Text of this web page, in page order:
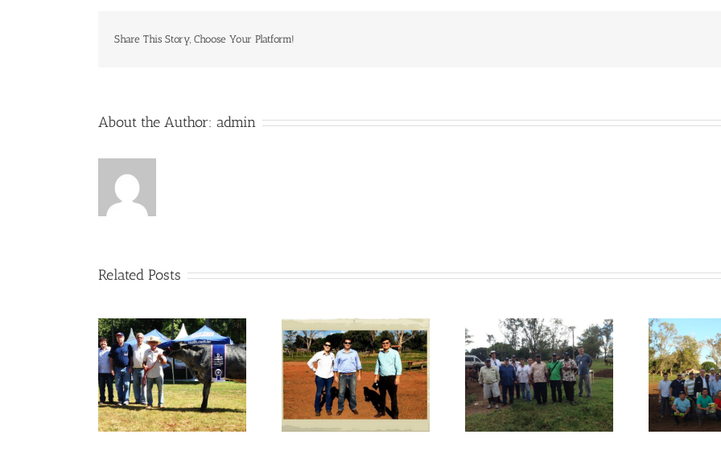
Share This Story, Choose Your Platform!
About the Author: admin
Related Posts
Visitas no Fazendão Visitas no Fazendão Visitas no Fazendão